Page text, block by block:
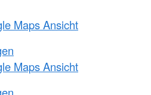
Maps Ansicht
Maps Ansicht